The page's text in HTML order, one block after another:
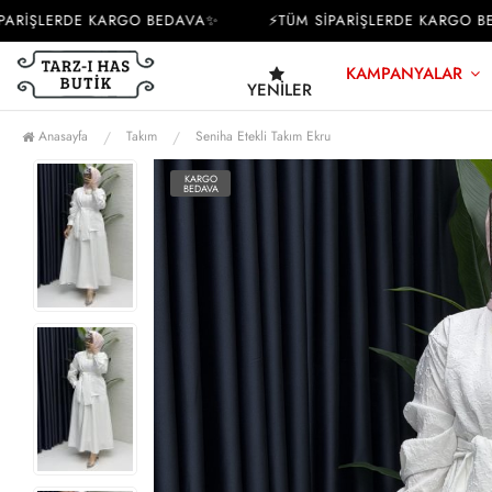
KARGO BEDAVA✨ ⚡TÜM SİPARİŞLERDE KARGO
YENILER
KAMPANYALAR
Anasayfa Takım Seniha Etekli Takım Ekru
KARGO
BEDAVA